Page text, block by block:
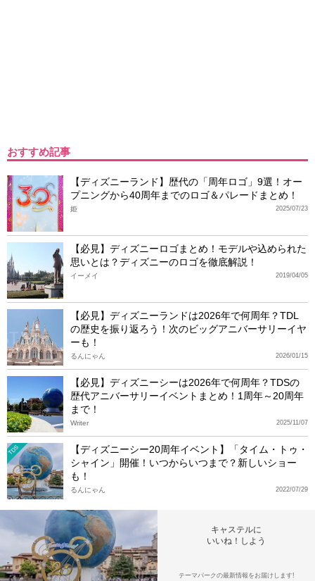
おすすめ記事
【ディズニーランド】歴代の「周年ロゴ」9選！オー
プニングから40周年までのロゴ＆パレードまとめ！
2025/07/23
姫
【必見】ディズニーロゴまとめ！モデルや込められた
思いとは？ディズニーのロゴを徹底解説！
2019/04/05
イーメイ
【必見】ディズニーランドは2026年で何周年？TDL
の歴史を振り返ろう！次のビッグアニバーサリーイヤ
ーも！
2026/01/15
るんにゃん
【必見】ディズニーシーは2026年で何周年？TDSの
歴代アニバーサリーイベントまとめ！1周年～20周年
まで！
2025/11/07
Writer
TDS
【ディズニーシー20周年イベント】「タイム・トゥ・
シャイン」開催！いつからいつまで？新しいショー
も！
2022/07/29
るんにゃん
キャステルに
いいね！しよう
テーマパークの最新情報をお届けします!